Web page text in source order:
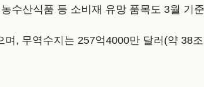
수산식품 등 소비재 유망 품목도 3월 기
, 무역수지는 257억4000만 달러(약 38